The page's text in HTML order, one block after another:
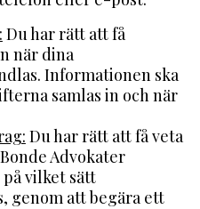
Du har rätt att få
när dina
Informationen ska
samlas in och när
Du har rätt att få veta
Advokater
vilket sätt
genom att begära ett